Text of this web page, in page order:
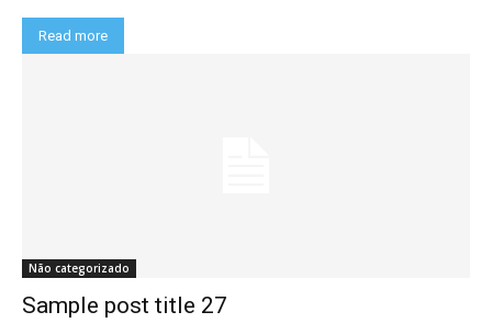
Read more
Não categorizado
Sample post title 27